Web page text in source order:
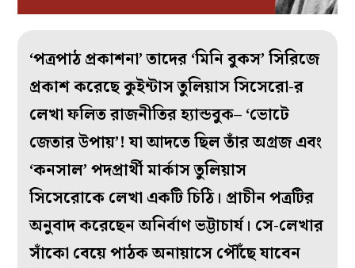
‘পত্রপাঠ প্রকাশনা’ তাদের ‘মিনি বুকস’ সিরিজে
প্রকাশ করেছে কুইন্টাস তুলিয়াস সিসেরো-র
লেখা ফলিত রাজনীতির হ্যান্ডবুক– ‘ভোটে
জেতার উপায়’! যা আদতে ছিল তাঁর অগ্রজ এবং
‘কনসাল’ পদপ্রার্থী মার্কাস তুলিয়াস
সিসেরোকে লেখা একটি চিঠি। প্রাচীন পত্রটির
অনুবাদ করেছেন অনির্বাণ ভট্টাচার্য। সে-লেখার
সাঁকো বেয়ে পাঠক অনায়াসে পৌঁছে যাবেন